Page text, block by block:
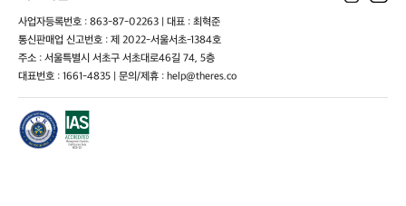
사업자등록번호 : 863-87-02263 | 대표 : 최혁준
통신판매업 신고번호 : 제 2022-서울서초-1384호
주소 : 서울특별시 서초구 서초대로46길 74, 5층
대표번호 : 1661-4835 | 문의/제휴 : help@theres.co